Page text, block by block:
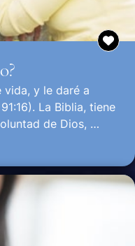
vida, y le daré a
La Biblia, tiene
de Dios, …